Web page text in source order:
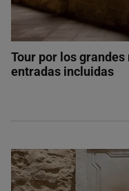
Tour por los
entradas incluidas